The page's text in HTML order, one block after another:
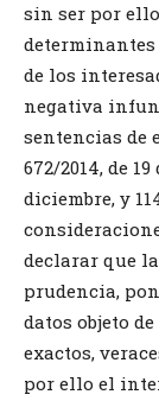
sin ser por
de los
negativa
sentencias de
672/2014, de
diciembre, y
declarar que
prudencia,
datos objeto
exactos,
por ello el